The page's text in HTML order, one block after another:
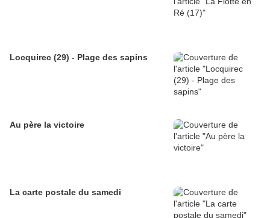
Locquirec (29) - Plage des sapins
Au père la victoire
La carte postale du samedi